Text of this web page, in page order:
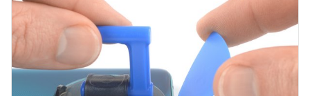
Aggiungi Commento
Annulla Pubblica commento